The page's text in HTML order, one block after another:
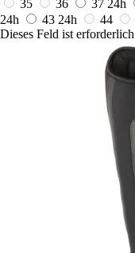
35
36 37 24h
24h
43 24h 44
Dieses Feld ist erforderlich